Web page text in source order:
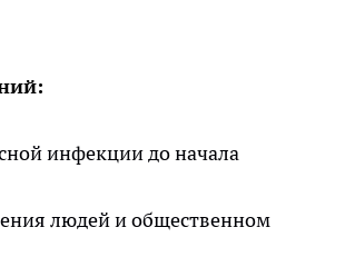
инфекции до начала
людей и общественном